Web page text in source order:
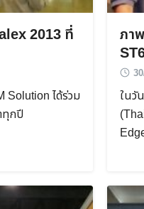
2013 ที่
Solution ได้ร่วม
ทุกปี
ภา
ในวั